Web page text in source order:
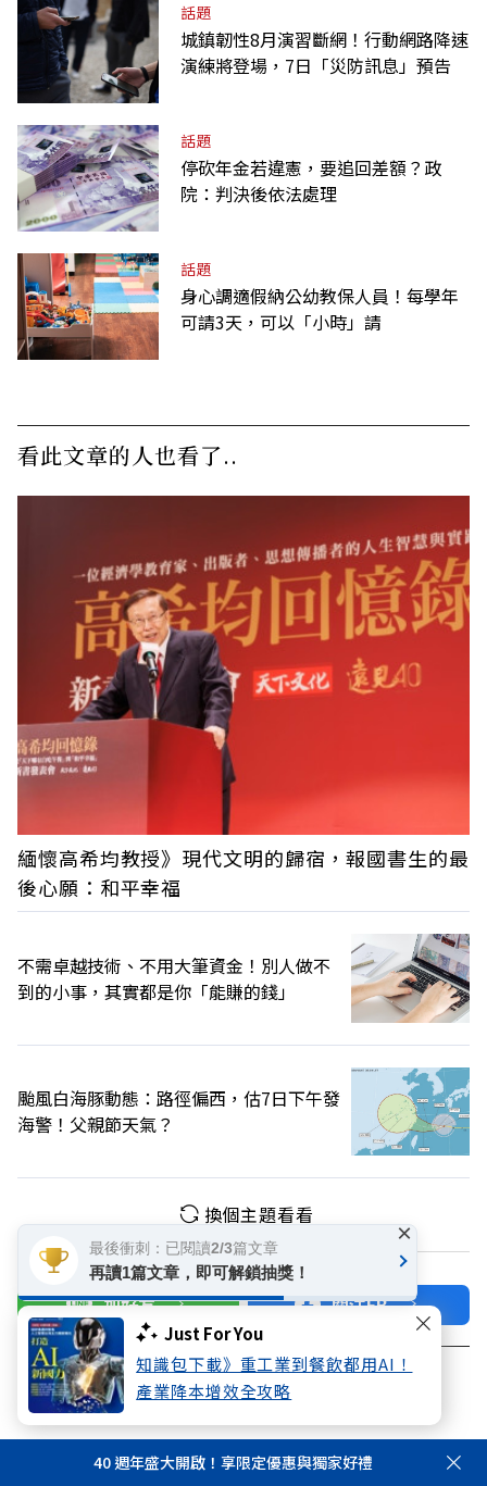
Just For You
知識包下載》重工業到餐飲都用AI！
產業降本增效全攻略
話題
城鎮韌性8月演習斷網！行動網路降速
演練將登場，7日「災防訊息」預告
話題
停砍年金若違憲，要追回差額？政
院：判決後依法處理
話題
身心調適假納公幼教保人員！每學年
可請3天，可以「小時」請
看此文章的人也看了..
緬懷高希均教授》現代文明的歸宿，報國書生的最
後心願：和平幸福
不需卓越技術、不用大筆資金！別人做不
到的小事，其實都是你「能賺的錢」
颱風白海豚動態：路徑偏西，估7日下午發
海警！父親節天氣？
換個主題看看
加好友 關注FB
登入網站會員
會員登入 快速註冊
40 週年盛大開啟！享限定優惠與獨家好禮
最後衝刺：已閱讀2/3篇文章
再讀1篇文章，即可解鎖抽獎！
×